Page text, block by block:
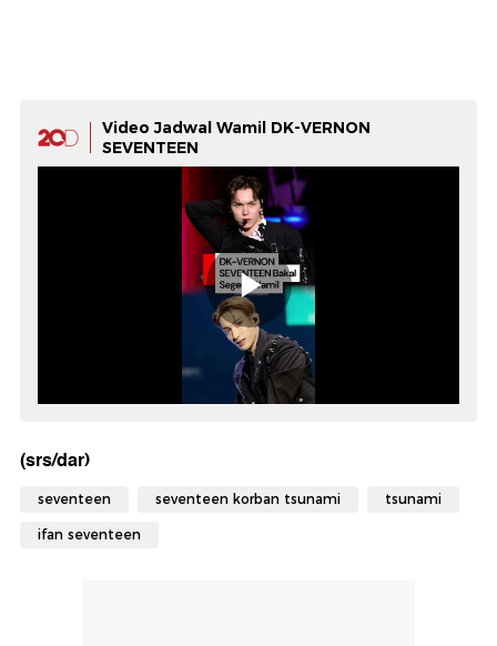
Video Jadwal Wamil DK-VERNON
SEVENTEEN
(srs/dar)
seventeen seventeen korban tsunami tsunami
ifan seventeen